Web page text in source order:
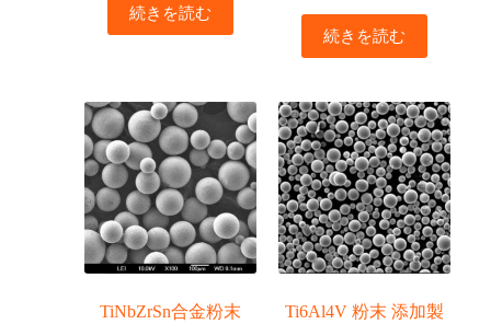
続きを読む
続きを読む
TiNbZrSn合金粉末
Ti6Al4V 粉末 添加製